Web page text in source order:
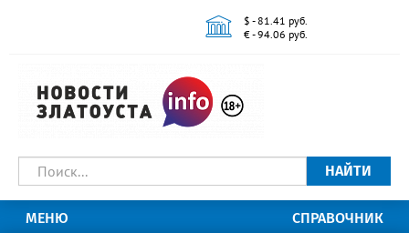
$ - 81.41 руб.
€ - 94.06 руб.
НАЙТИ
МЕНЮ СПРАВОЧНИК